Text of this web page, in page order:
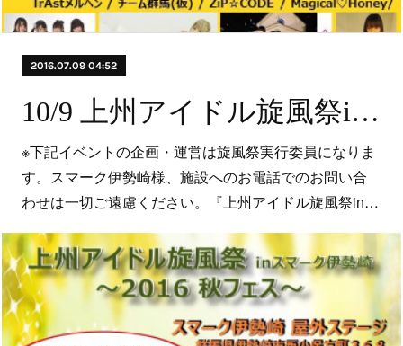
2016.07.09 04:52
10/9 上州アイドル旋風祭inスマーク伊勢崎～2016秋フェス～
※下記イベントの企画・運営は旋風祭実行委員になりま
す。スマーク伊勢崎様、施設へのお電話でのお問い合
わせは一切ご遠慮ください。『上州アイドル旋風祭in…